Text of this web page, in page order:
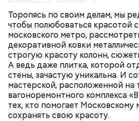
Торопясь по своим делам, мы
чтобы полюбоваться красотой
московского метро,
декоративной ковки
строгую красоту колонн,
А ведь даже плитка, которой
стены, зачастую уникальна. И
мастерской, расположенной на
вагоноремонтного комплекса
тех, кто помогает Московскому
сохранять свою красоту.
подверглись техническому
заявил замдиректора колледжа